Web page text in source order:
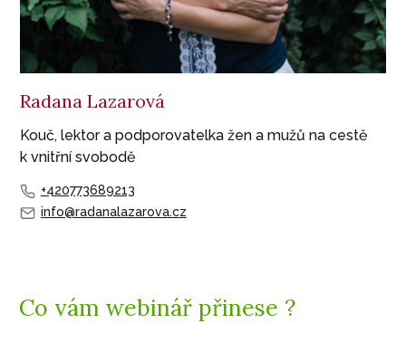
Radana Lazarová
Kouč, lektor a podporovatelka žen a mužů na cestě
k vnitřní svobodě
+420773689213
info@radanalazarova.cz
Co vám webinář přinese ?